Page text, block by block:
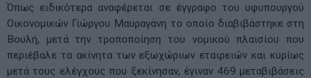
Όπως ειδικότερα αναφέρεται σε έγγραφο του υφυπουργού
Οικονομικών Γιώργου Μαυραγάνη το οποίο διαβιβάστηκε στη
Βουλή, μετά την τροποποίηση του νομικού πλαισίου που
περιέβαλε τα ακίνητα των εξωχώριων εταιρειών και κυρίως
μετά τους ελέγχους που ξεκίνησαν, έγιναν 469 μεταβιβάσεις